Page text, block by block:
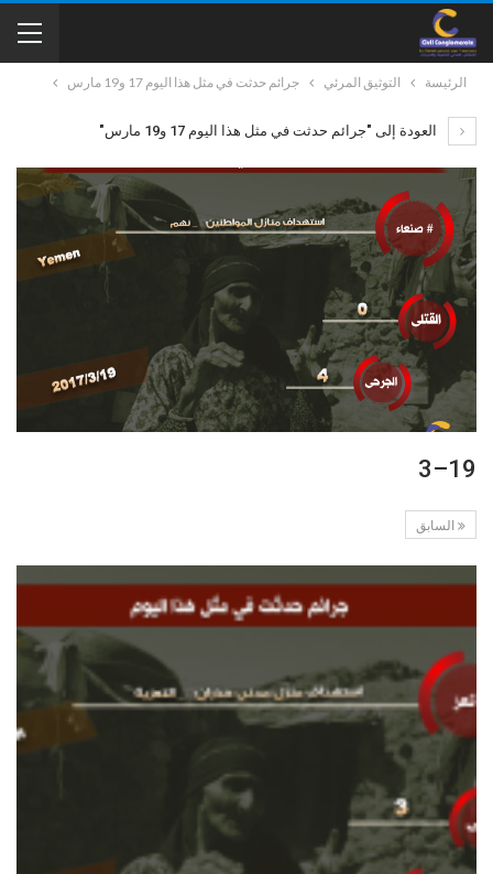
الرئيسة التوثيق المرئي جرائم حدثت في مثل هذا اليوم 17 و19 مارس
العودة إلى "جرائم حدثت في مثل هذا اليوم 17 و19 مارس"
19–3
السابق